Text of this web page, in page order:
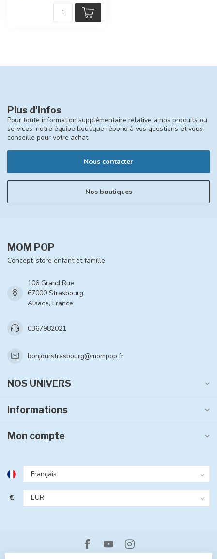
Plus d'infos
Pour toute information supplémentaire relative à nos produits ou
services, notre équipe boutique répond à vos questions et vous
conseille pour votre achat
Nous contacter
Nos boutiques
MOM POP
Concept-store enfant et famille
106 Grand Rue
67000 Strasbourg
Alsace, France
0367982021
bonjourstrasbourg@mompop.fr
NOS UNIVERS
Informations
Mon compte
€